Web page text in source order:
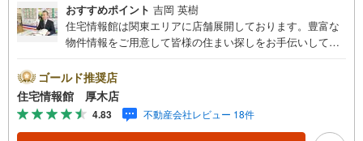
おすすめポイント 吉岡 英樹
住宅情報館は関東エリアに店舗展開しております。豊富な
物件情報をご用意して皆様の住まい探しをお手伝いしてお
さい。住宅ローン相談会も同時開催中無理のない住宅ロー
ンの試算やご購入の際にかかる諸費用の概算も行っており
ます。しっかりとした資金計画のアドバイスをさせて頂き
ますので、お気軽にご相談ください。
ゴールド推奨店
住宅情報館 厚木店
4.83 不動産会社レビュー 18件